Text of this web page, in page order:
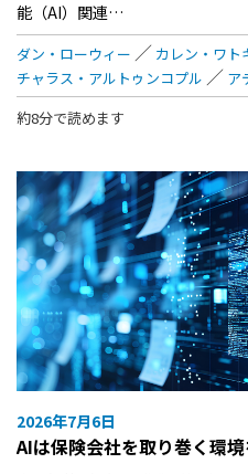
能（AI）関連…
ダン・ローウィー
カレン・ワト
チャラス・アルトゥンコプル
ア
約8分で読めます
2026年7月6日
AIは保険会社を取り巻く環